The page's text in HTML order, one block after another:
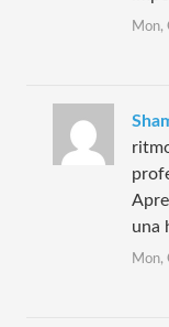
Mon,
una
Mon,